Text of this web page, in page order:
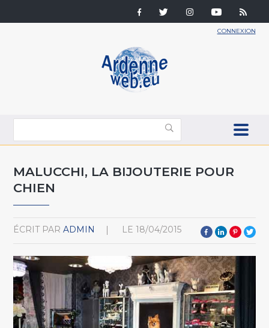
CONNEXION
MALUCCHI, LA BIJOUTERIE POUR
CHIEN
ÉCRIT PAR ADMIN LE 18/04/2015